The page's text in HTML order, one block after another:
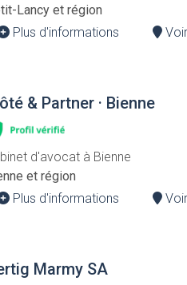
Lancy et région
Plus d'informations
& Partner · Bienne
d'avocat à Bienne
et région
Plus d'informations
Marmy SA